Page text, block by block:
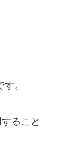
す。
ること